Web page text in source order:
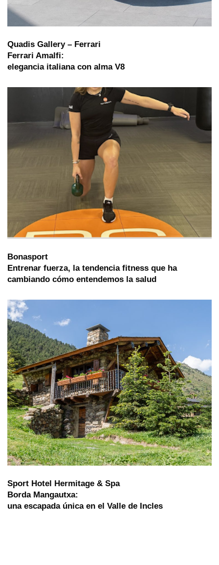
Quadis Gallery – Ferrari
Ferrari Amalfi:
elegancia italiana con alma V8
Bonasport
Entrenar fuerza, la tendencia fitness que ha
cambiando cómo entendemos la salud
Sport Hotel Hermitage & Spa
Borda Mangautxa:
una escapada única en el Valle de Incles